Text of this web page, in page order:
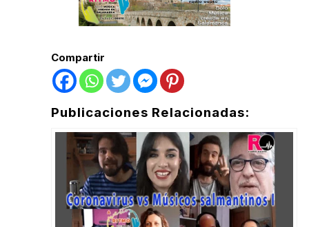
Compartir
Publicaciones Relacionadas: